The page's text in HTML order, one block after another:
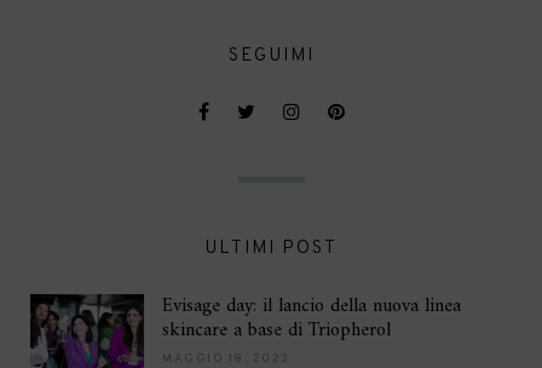
SEGUIMI
ULTIMI POST
Evisage day: il lancio della nuova linea
skincare a base di Triopherol
MAGGIO 18, 2023